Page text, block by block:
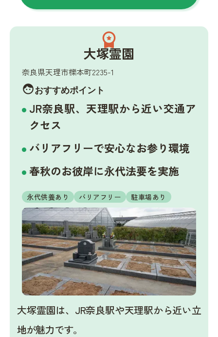
workspace_premium
大塚霊園
奈良県天理市櫟本町2235-1
face おすすめポイント
JR奈良駅、天理駅から近い交通ア
クセス
バリアフリーで安心なお参り環境
春秋のお彼岸に永代法要を実施
永代供養あり バリアフリー 駐車場あり
大塚霊園は、JR奈良駅や天理駅から近い立
地が魅力です。